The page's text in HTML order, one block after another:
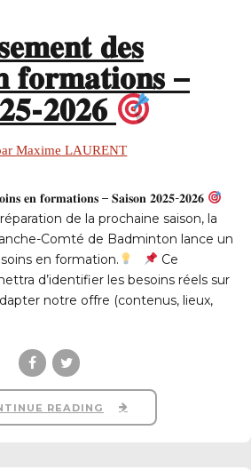
𝐝𝐞𝐬
𝐟𝐨𝐫𝐦𝐚𝐭𝐢𝐨𝐧𝐬 –
𝟐𝟎𝟐𝟔
Maxime LAURENT
𝐞𝐧 𝐟𝐨𝐫𝐦𝐚𝐭𝐢𝐨𝐧𝐬 – 𝐒𝐚𝐢𝐬𝐨𝐧 𝟐𝟎𝟐𝟓-𝟐𝟎𝟐𝟔
de la prochaine saison, la
Comté de Badminton lance un
en formation.
Ce
d’identifier les besoins réels sur
notre offre (contenus, lieux,
READING